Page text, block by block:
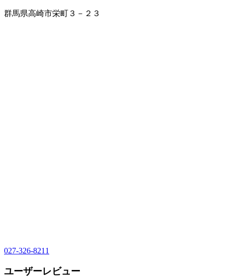
群馬県高崎市栄町３－２３
027-326-8211
ユーザーレビュー